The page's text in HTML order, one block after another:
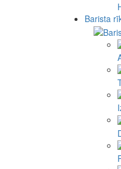
Barista